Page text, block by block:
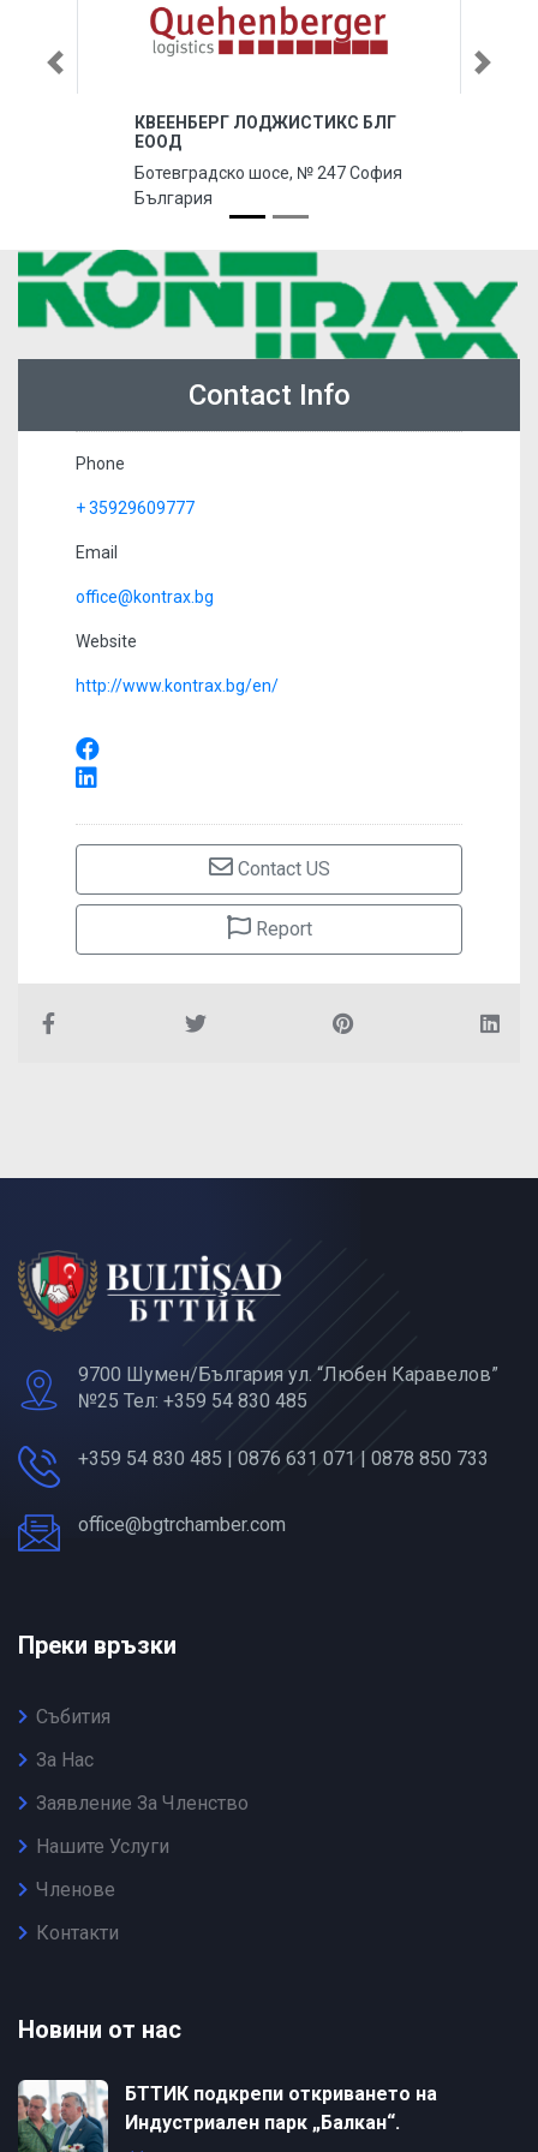
КВЕЕНБЕРГ ЛОДЖИСТИКС БЛГ
ЕООД
Ботевградско шосе, № 247 София
България
Previous Next
Contact Info
Phone
+ 35929609777
Email
office@kontrax.bg
Website
http://www.kontrax.bg/en/
Contact US
Report
9700 Шумен/България ул. “Любен Каравелов”
№25 Тел: +359 54 830 485
+359 54 830 485 | 0876 631 071 | 0878 850 733
office@bgtrchamber.com
Преки връзки
Събития
За Нас
Заявление За Членство
Нашите Услуги
Членове
Контакти
Новини от нас
БТТИК подкрепи откриването на
Индустриален парк „Балкан“.